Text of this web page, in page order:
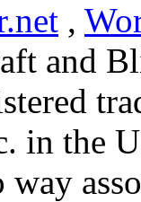
,
and
in the